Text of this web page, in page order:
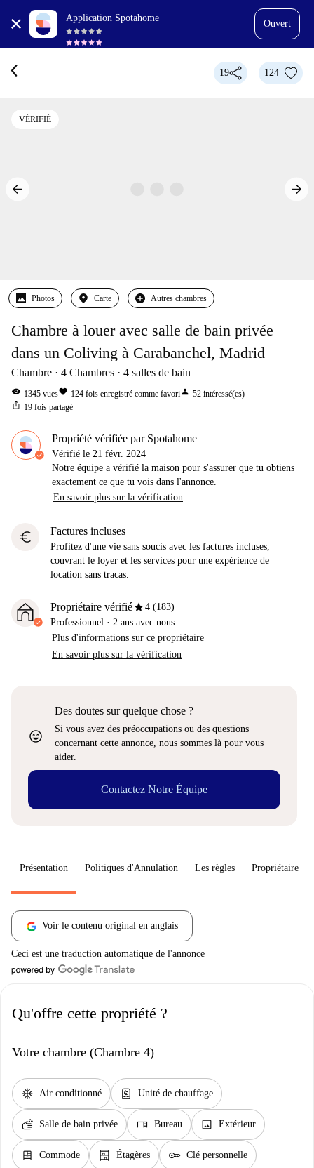
Application Spotahome
Ouvert
19 124
VÉRIFIÉ
Photos Carte Autres chambres
Chambre à louer avec salle de bain privée
dans un Coliving à Carabanchel, Madrid
Chambre 4 Chambres 4 salles de bain
visibility 1345 vuesfavorite 124 fois enregistré comme favoriperson 52 intéressé(es)
ios_share 19 fois partagé
Propriété vérifiée par Spotahome
Vérifié le 21 févr. 2024
Notre équipe a vérifié la maison pour s'assurer que tu obtiens
exactement ce que tu vois dans l'annonce.
En savoir plus sur la vérification
euro Factures incluses
Profitez d'une vie sans soucis avec les factures incluses,
couvrant le loyer et les services pour une expérience de
location sans tracas.
Propriétaire vérifiéstar4 (183)
Professionnel · 2 ans avec nous
Plus d'informations sur ce propriétaire
En savoir plus sur la vérification
sentiment_very_satisfied
Des doutes sur quelque chose ?
Si vous avez des préoccupations ou des questions
concernant cette annonce, nous sommes là pour vous
aider.
Contactez Notre Équipe
Présentation Politiques d'Annulation Les règles Propriétaire
Voir le contenu original en anglais
Ceci est une traduction automatique de l'annonce
Qu'offre cette propriété ?
Votre chambre (Chambre 4)
ac_unit Air conditionné water_heater Unité de chauffage
soap Salle de bain privée desk Bureau image Extérieur
dresser Commode shelves Étagères key Clé personnelle